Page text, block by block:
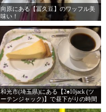
向原にある【冨久豆】のワッフル美
味い！
和光市(埼玉県)にある【2♠10jack (ツ
ーテンジャック)】で昼下がりの時間